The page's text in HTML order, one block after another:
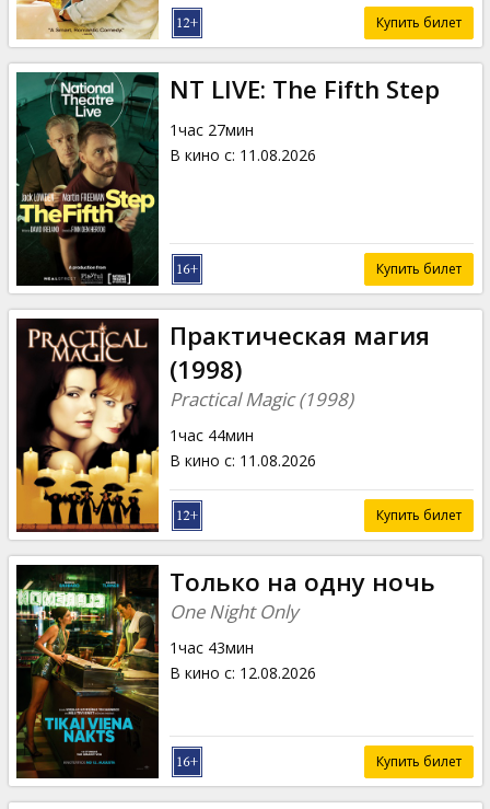
Купить билет
NT LIVE: The Fifth Step
1час 27мин
В кино с: 11.08.2026
Купить билет
Практическая магия
(1998)
Practical Magic (1998)
1час 44мин
В кино с: 11.08.2026
Купить билет
Только на одну ночь
One Night Only
1час 43мин
В кино с: 12.08.2026
Купить билет